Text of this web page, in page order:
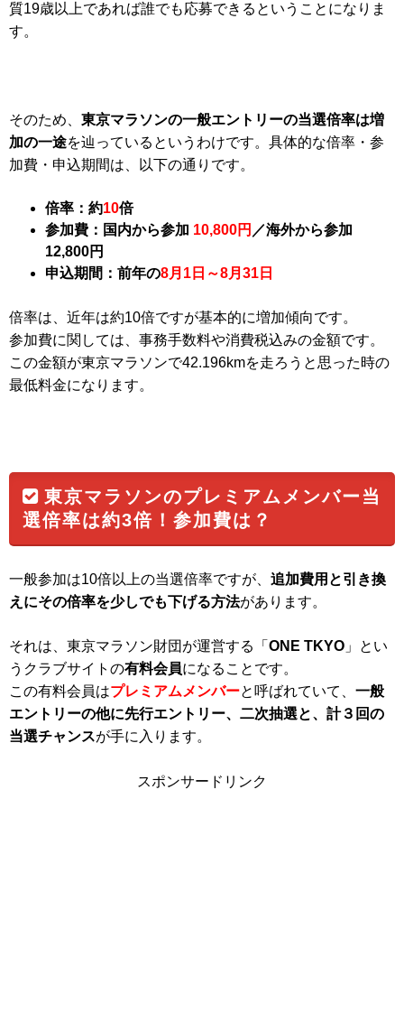
質19歳以上であれば誰でも応募できるということになりま
す。
そのため、 東京マラソンの一般エントリーの当選倍率は増
加の一途を辿っているというわけです。具体的な倍率・参
加費・申込期間は、以下の通りです。
倍率：約10倍
参加費：国内から参加 10,800円 ／海外から参加
12,800円
申込期間：前年の8月1日～8月31日
倍率は、近年は約10倍ですが基本的に増加傾向です。
参加費に関しては、事務手数料や消費税込みの金額です。
この金額が東京マラソンで42.196kmを走ろうと思った時の
最低料金になります。
東京マラソンのプレミアムメンバー当
選倍率は約3倍！参加費は？
一般参加は10倍以上の当選倍率ですが、 追加費用と引き換
えにその倍率を少しでも下げる方法があります。
それは、東京マラソン財団が運営する「 ONE TKYO 」とい
うクラブサイトの有料会員になることです。
この有料会員はプレミアムメンバーと呼ばれていて、 一般
エントリーの他に先行エントリー、二次抽選と、計３回の
当選チャンスが手に入ります。
スポンサードリンク